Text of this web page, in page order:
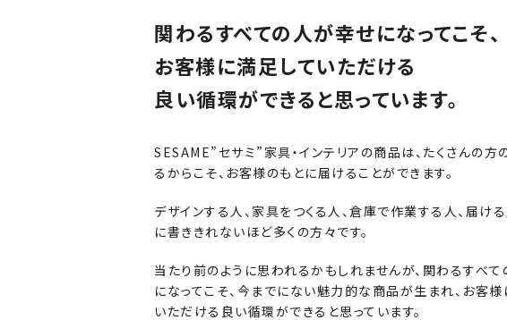
関わるすべての人が幸せになってこそ、
お客様に満足していただける
良い循環ができると思っています。
SESAME”セサミ”家具・インテリアの商品は、たくさんの方
るからこそ、お客様のもとに届けることができます。
デザインする人、家具をつくる人、倉庫で作業する人、届ける
に書ききれないほど多くの方々です。
当たり前のように思われるかもしれませんが、関わるすべ
になってこそ、今までにない魅力的な商品が生まれ、お客様
いただける良い循環ができると思っています。